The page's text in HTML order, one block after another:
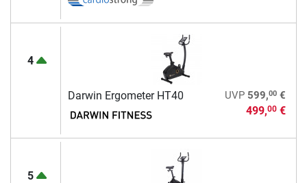
4
Darwin Ergometer HT40 UVP 599,00€
499,00€
5